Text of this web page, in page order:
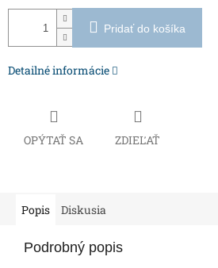
Pridať do košíka
Detailné informácie
OPÝTAŤ SA ZDIEĽAŤ
Popis Diskusia
Podrobný popis